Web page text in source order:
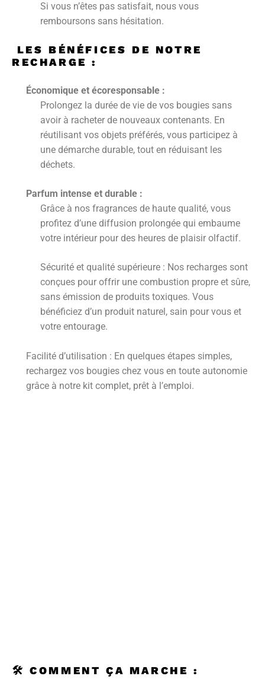
Si vous n’êtes pas satisfait, nous vous
remboursons sans hésitation.
LES BÉNÉFICES DE NOTRE
RECHARGE :
Économique et écoresponsable :
Prolongez la durée de vie de vos bougies sans
avoir à racheter de nouveaux contenants. En
réutilisant vos objets préférés, vous participez à
une démarche durable, tout en réduisant les
déchets.
Parfum intense et durable :
Grâce à nos fragrances de haute qualité, vous
profitez d’une diffusion prolongée qui embaume
votre intérieur pour des heures de plaisir olfactif.
Sécurité et qualité supérieure : Nos recharges sont
conçues pour offrir une combustion propre et sûre,
sans émission de produits toxiques. Vous
bénéficiez d’un produit naturel, sain pour vous et
votre entourage.
Facilité d’utilisation : En quelques étapes simples,
rechargez vos bougies chez vous en toute autonomie
grâce à notre kit complet, prêt à l’emploi.
🛠️ COMMENT ÇA MARCHE :